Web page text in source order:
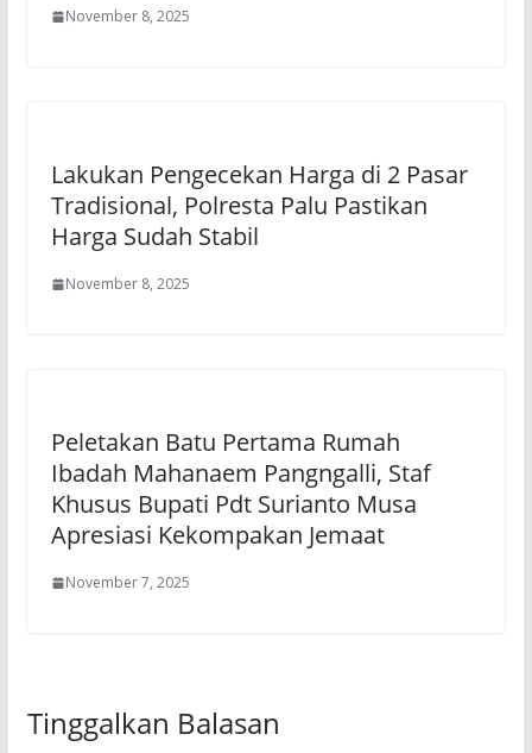
November 8, 2025
Lakukan Pengecekan Harga di 2 Pasar
Tradisional, Polresta Palu Pastikan
Harga Sudah Stabil
November 8, 2025
Peletakan Batu Pertama Rumah
Ibadah Mahanaem Pangngalli, Staf
Khusus Bupati Pdt Surianto Musa
Apresiasi Kekompakan Jemaat
November 7, 2025
Tinggalkan Balasan